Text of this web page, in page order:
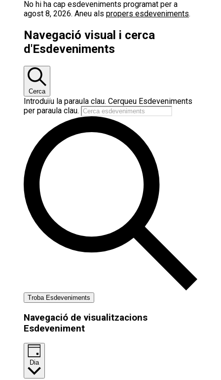
No hi ha cap esdeveniments programat per a
agost 8, 2026. Aneu als propers esdeveniments.
Navegació visual i cerca
d'Esdeveniments
Cerca
Introduïu la paraula clau. Cerqueu Esdeveniments
per paraula clau.
Troba Esdeveniments
Navegació de visualitzacions
Esdeveniment
Dia